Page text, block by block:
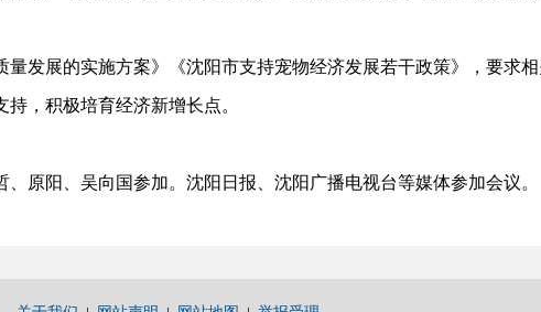
展的实施方案》《沈阳市支持宠物经济发展若干政策》，要求
，积极培育经济新增长点。
阳、吴向国参加。沈阳日报、沈阳广播电视台等媒体参加会议。